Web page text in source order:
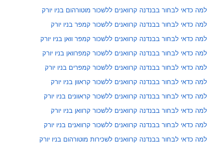
למה כדאי לבחור בבנדנה קרוואנים ללשכור מוטורהום בניו יורק
למה כדאי לבחור בבנדנה קרוואנים ללשכור קמפר בניו יורק
למה כדאי לבחור בבנדנה קרוואנים ללשכור קמפר וואן בניו יורק
למה כדאי לבחור בבנדנה קרוואנים ללשכור קמפרוואן בניו יורק
למה כדאי לבחור בבנדנה קרוואנים ללשכור קמפרים בניו יורק
למה כדאי לבחור בבנדנה קרוואנים ללשכור קראוון בניו יורק
למה כדאי לבחור בבנדנה קרוואנים ללשכור קראוונים בניו יורק
למה כדאי לבחור בבנדנה קרוואנים ללשכור קרוואן בניו יורק
למה כדאי לבחור בבנדנה קרוואנים ללשכור קרוואנים בניו יורק
למה כדאי לבחור בבנדנה קרוואנים לשכירות מוטורהום בניו יורק